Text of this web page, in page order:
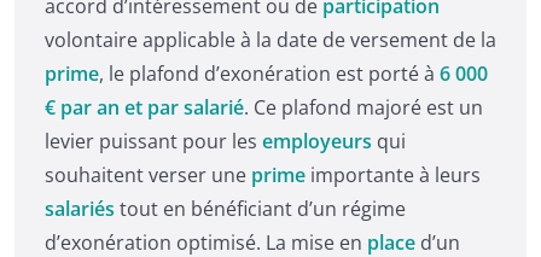
accord d’intéressement ou de participation
volontaire applicable à la date de versement de la
prime, le plafond d’exonération est porté à 6 000
€ par an et par salarié. Ce plafond majoré est un
levier puissant pour les employeurs qui
souhaitent verser une prime importante à leurs
salariés tout en bénéficiant d’un régime
d’exonération optimisé. La mise en place d’un